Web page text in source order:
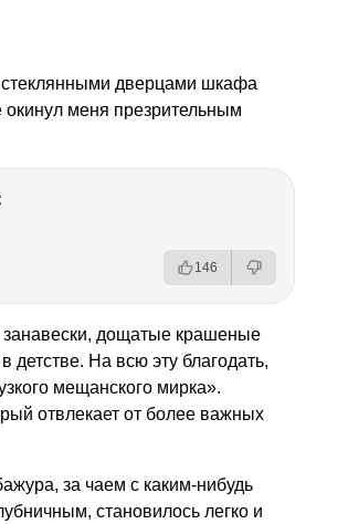
стеклянными дверцами шкафа
меня презрительным
146
дощатые крашеные
детстве. На всю эту благодать,
мещанского мирка».
отвлекает от более важных
за чаем с каким-нибудь
становилось легко и